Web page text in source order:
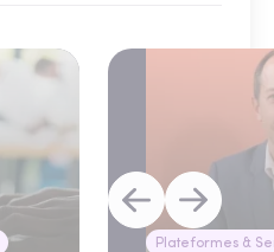
Plateformes &